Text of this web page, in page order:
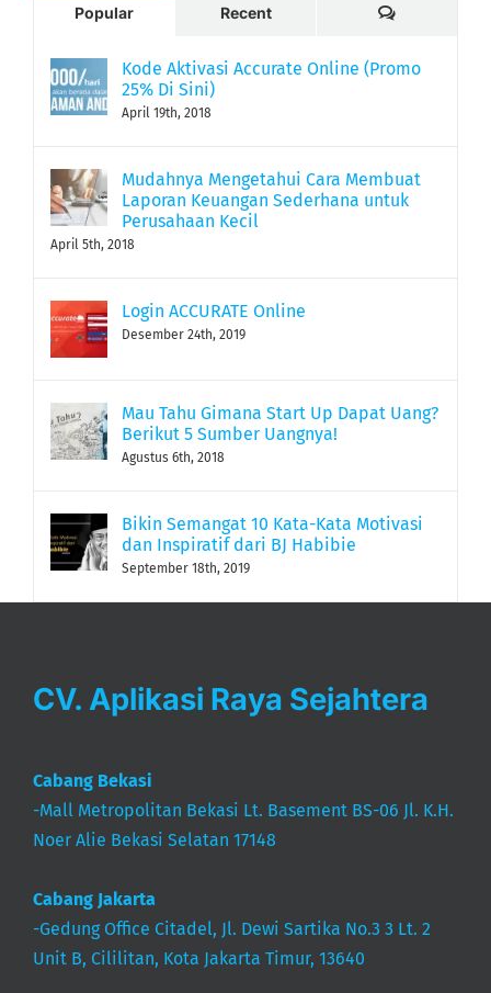
Popular Recent Comments
Kode Aktivasi Accurate Online (Promo
25% Di Sini)
April 19th, 2018
Mudahnya Mengetahui Cara Membuat
Laporan Keuangan Sederhana untuk
Perusahaan Kecil
April 5th, 2018
Login ACCURATE Online
Desember 24th, 2019
Mau Tahu Gimana Start Up Dapat Uang?
Berikut 5 Sumber Uangnya!
Agustus 6th, 2018
Bikin Semangat 10 Kata-Kata Motivasi
dan Inspiratif dari BJ Habibie
September 18th, 2019
CV. Aplikasi Raya Sejahtera
Cabang Bekasi
-Mall Metropolitan Bekasi Lt. Basement BS-06 Jl. K.H.
Noer Alie Bekasi Selatan 17148
Cabang Jakarta
-Gedung Office Citadel, Jl. Dewi Sartika No.3 3 Lt. 2
Unit B, Cililitan, Kota Jakarta Timur, 13640